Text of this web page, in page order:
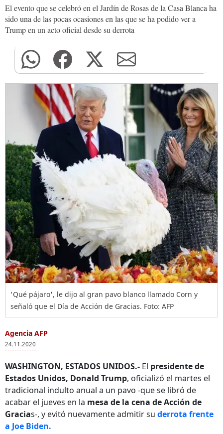
El evento que se celebró en el Jardín de Rosas de la Casa Blanca ha
sido una de las pocas ocasiones en las que se ha podido ver a
Trump en un acto oficial desde su derrota
'Qué pájaro', le dijo al gran pavo blanco llamado Corn y
señaló que el Día de Acción de Gracias. Foto: AFP
Agencia AFP
24.11.2020
WASHINGTON, ESTADOS UNIDOS.- El presidente de
Estados Unidos, Donald Trump, oficializó el martes el
tradicional indulto anual a un pavo -que se libró de
acabar el jueves en la mesa de la cena de Acción de
Gracias-, y evitó nuevamente admitir su derrota frente
a Joe Biden.